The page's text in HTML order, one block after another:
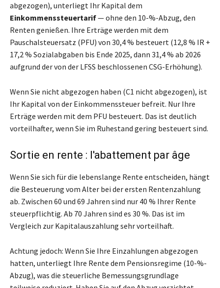
abgezogen), unterliegt Ihr Kapital dem
Einkommenssteuertarif— ohne den 10-%-Abzug, den
Renten genießen. Ihre Erträge werden mit dem
Pauschalsteuersatz (PFU) von 30,4 % besteuert (12,8 % IR +
17,2 % Sozialabgaben bis Ende 2025, dann 31,4 % ab 2026
aufgrund der von der LFSS beschlossenen CSG-Erhöhung).
Wenn Sie nicht abgezogen haben (C1 nicht abgezogen), ist
Ihr Kapital von der Einkommenssteuer befreit. Nur Ihre
Erträge werden mit dem PFU besteuert. Das ist deutlich
vorteilhafter, wenn Sie im Ruhestand gering besteuert sind.
Sortie en rente : l'abattement par âge
Wenn Sie sich für die lebenslange Rente entscheiden, hängt
die Besteuerung vom Alter bei der ersten Rentenzahlung
ab. Zwischen 60 und 69 Jahren sind nur 40 % Ihrer Rente
steuerpflichtig. Ab 70 Jahren sind es 30 %. Das ist im
Vergleich zur Kapitalauszahlung sehr vorteilhaft.
Achtung jedoch: Wenn Sie Ihre Einzahlungen abgezogen
hatten, unterliegt Ihre Rente dem Pensionsregime (10-%-
Abzug), was die steuerliche Bemessungsgrundlage